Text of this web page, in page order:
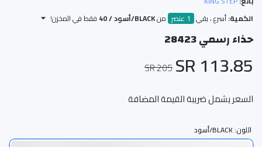
الكمية:أسرع ، بقي 1 عنصر منBLACK/أسود / 40 فقط في المخزن!
حذاء رسمي 28423
113.85 SR
205 SR
السعر يشمل ضريبة القيمة المضافة
اللون:BLACK/أسود